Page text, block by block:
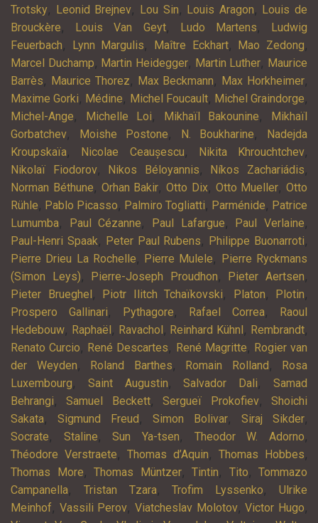
Trotsky, Leonid Brejnev, Lou Sin, Louis Aragon, Louis de
Brouckère, Louis Van Geyt, Ludo Martens,
Ludwig
Feuerbach, Lynn Margulis, Maître Eckhart, Mao Zedong,
Marcel Duchamp, Martin Heidegger, Martin Luther, Maurice
Barrès, Maurice Thorez, Max Beckmann, Max Horkheimer,
Maxime Gorki, Médine, Michel Foucault, Michel Graindorge,
Michel-Ange, Michelle Loi, Mikhaïl Bakounine,
Mikhaïl
Gorbatchev, Moishe Postone, N. Boukharine,
Nadejda
Kroupskaïa, Nicolae Ceaușescu, Nikita Khrouchtchev,
Nikolaï Fiodorov, Nikos Béloyannis, Níkos Zachariádis,
Norman Béthune, Orhan Bakir, Otto Dix, Otto Mueller, Otto
Rühle, Pablo Picasso, Palmiro Togliatti, Parménide, Patrice
Lumumba, Paul Cézanne, Paul Lafargue, Paul Verlaine,
Paul-Henri Spaak, Peter Paul Rubens, Philippe Buonarroti,
Pierre Drieu La Rochelle, Pierre Mulele,
Pierre Ryckmans
(Simon Leys), Pierre-Joseph Proudhon, Pieter Aertsen,
Pieter Brueghel , Piotr Ilitch Tchaïkovski, Platon, Plotin,
Prospero Gallinari, Pythagore, Rafael Correa,
Raoul
Hedebouw, Raphaël , Ravachol , Reinhard Kühnl , Rembrandt,
Renato Curcio, René Descartes, René Magritte, Rogier van
der Weyden, Roland Barthes, Romain Rolland ,
Rosa
Luxembourg, Saint Augustin,Salvador Dali,Samad
Behrangi,Samuel Beckett,Sergueï Prokofiev,Shoichi
Sakata, Sigmund Freud , Simon Bolivar, Siraj Sikder,
Socrate, Staline,Sun Ya-tsen, Theodor W. Adorno,
Théodore Verstraete, Thomas d’Aquin, Thomas Hobbes,
Thomas More, Thomas Müntzer, Tintin, Tito, Tommazo
Campanella, Tristan Tzara,Trofim Lyssenko,Ulrike
Meinhof, Vassili Perov,Viatcheslav Molotov,Victor Hugo,